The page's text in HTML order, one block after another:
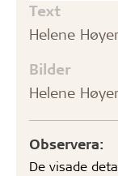
Text
Helene
Bilder
Helene
Observera:
De visade